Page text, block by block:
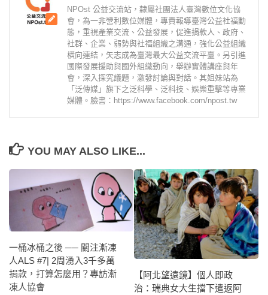
NPOst 公益交流站，隸屬社團法人臺灣數位文化協
會，為一非營利數位媒體，專責報導臺灣公益社福動
態，重視產業交流、公益發展，促進捐款人、政府、
社群、企業、弱勢與社福組織之溝通，強化公益組織
橫向連結，矢志成為臺灣最大公益交流平臺。另引進
國際發展援助與國外組織動向，舉辦實體講座與年
會，深入探究議題，激發討論與對話。其姐妹站為
「泛傳媒」旗下之泛科學、泛科技、娛樂重擊等專業
媒體。臉書：https://www.facebook.com/npost.tw
YOU MAY ALSO LIKE...
一桶冰桶之後 ── 關注漸凍
人ALS #7| 2周湧入3千多萬
捐款，打算怎麼用？專訪漸
凍人協會
【阿北望遠鏡】個人即政
治：瑞典女大生擋下遣返阿